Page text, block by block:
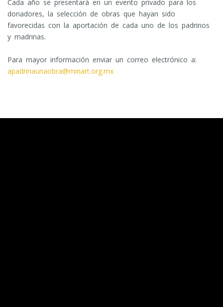
Cada año se presentará en un evento privado para los
donadores, la selección de obras que hayan sido
favorecidas con la aportación de cada uno de los padrinos
y madrinas.
Para mayor información enviar un correo electrónico a:
apadrinaunaobra@minart.org.mx